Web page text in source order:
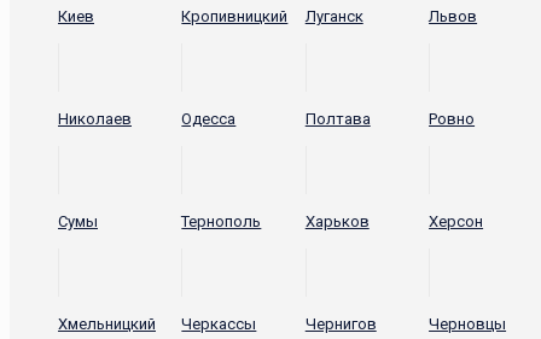
Киев Кропивницкий Луганск Львов
Николаев Одесса Полтава Ровно
Сумы Тернополь Харьков Херсон
Хмельницкий Черкассы Чернигов Черновцы